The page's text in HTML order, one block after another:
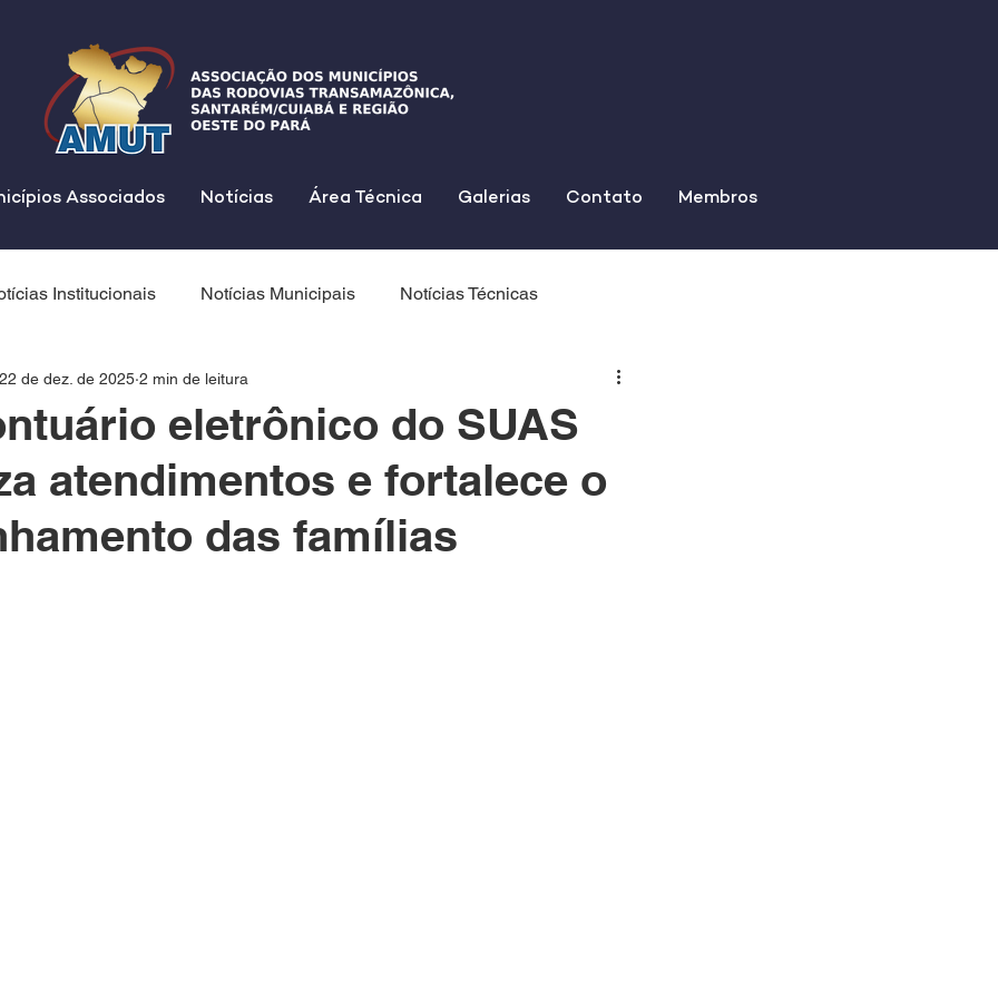
Associados Notícias Área Técnica Galerias Contato Membros
Institucionais Notícias Municipais Notícias Técnicas
eletrônico do SUAS
atendimentos e fortalece o
das famílias
22 de dez. de 2025 2 min de leitura